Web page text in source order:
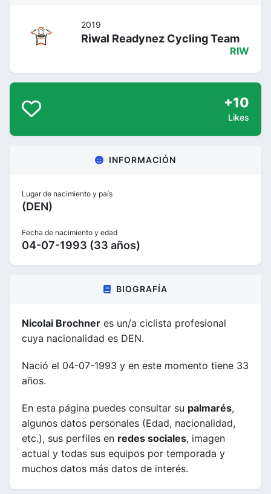
2019
Riwal Readynez Cycling Team
RIW
+10
Likes
INFORMACIÓN
Lugar de nacimiento y país
(DEN)
Fecha de nacimiento y edad
04-07-1993 (33 años)
BIOGRAFÍA
Nicolai Brochner es un/a ciclista profesional
cuya nacionalidad es DEN.
Nació el 04-07-1993 y en este momento tiene 33
años.
En esta página puedes consultar su palmarés,
algunos datos personales (Edad, nacionalidad,
etc.), sus perfiles en redes sociales, imagen
actual y todas sus equipos por temporada y
muchos datos más datos de interés.